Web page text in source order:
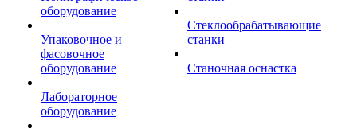
оборудование
Упаковочное и
фасовочное
оборудование
Лабораторное
оборудование
Стеклообрабатывающие
станки
Станочная оснастка